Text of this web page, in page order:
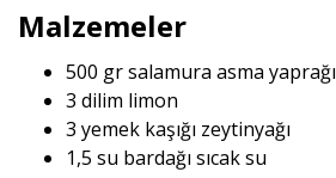
Malzemeler
500 gr salamura asma yaprağı
3 dilim limon
3 yemek kaşığı zeytinyağı
1,5 su bardağı sıcak su